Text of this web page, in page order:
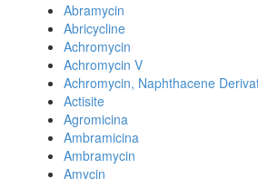
Abramycin
Abricycline
Achromycin
Achromycin V
Achromycin, Naphthacene
Actisite
Agromicina
Ambramicina
Ambramycin
Amycin